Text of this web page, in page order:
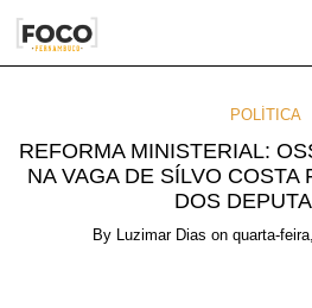
POLÍTICA
REFORMA MINISTERIAL:
NA VAGA DE SÍLVO COSTA
DOS
By Luzimar Dias on quarta-